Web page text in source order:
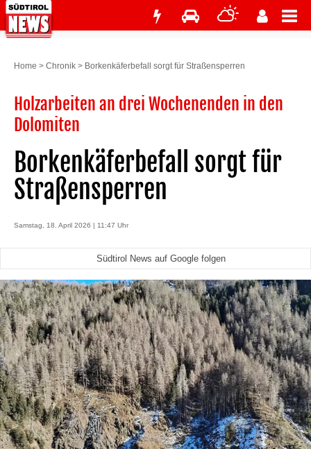
Home > Chronik > Borkenkäferbefall sorgt für Straßensperren
Holzarbeiten an drei Wochenenden in den
Dolomiten
Borkenkäferbefall sorgt für
Straßensperren
Samstag, 18. April 2026 | 11:47 Uhr
Südtirol News auf Google folgen